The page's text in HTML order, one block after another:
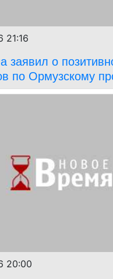
21:16
о
по Ормузскому
20:00